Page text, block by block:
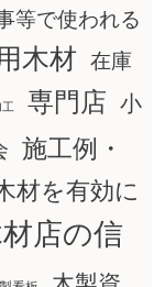
等で使われる
木材 在庫
専門店 小
施工例・
材を有効に
店の信